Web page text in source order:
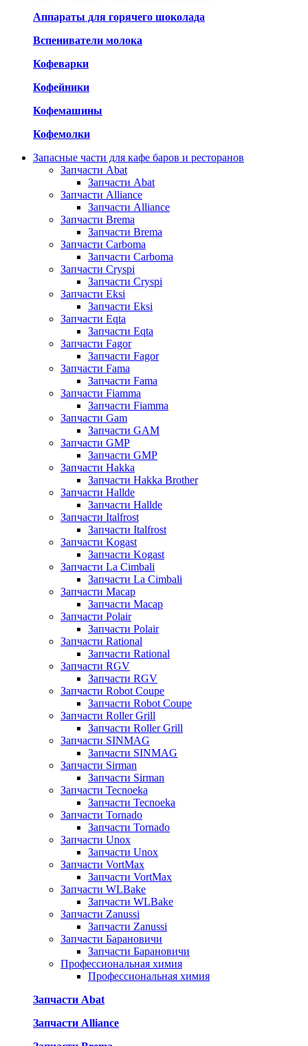
Аппараты для горячего шоколада
Вспениватели молока
Кофеварки
Кофейники
Кофемашины
Кофемолки
Запасные части для кафе баров и ресторанов
Запчасти Abat
Запчасти Abat
Запчасти Alliance
Запчасти Alliance
Запчасти Brema
Запчасти Brema
Запчасти Carboma
Запчасти Carboma
Запчасти Cryspi
Запчасти Cryspi
Запчасти Eksi
Запчасти Eksi
Запчасти Eqta
Запчасти Eqta
Запчасти Fagor
Запчасти Fagor
Запчасти Fama
Запчасти Fama
Запчасти Fiamma
Запчасти Fiamma
Запчасти Gam
Запчасти GAM
Запчасти GMP
Запчасти GMP
Запчасти Hakka
Запчасти Hakka Brother
Запчасти Hallde
Запчасти Hallde
Запчасти Italfrost
Запчасти Italfrost
Запчасти Kogast
Запчасти Kogast
Запчасти La Cimbali
Запчасти La Cimbali
Запчасти Macap
Запчасти Macap
Запчасти Polair
Запчасти Polair
Запчасти Rational
Запчасти Rational
Запчасти RGV
Запчасти RGV
Запчасти Robot Coupe
Запчасти Robot Coupe
Запчасти Roller Grill
Запчасти Roller Grill
Запчасти SINMAG
Запчасти SINMAG
Запчасти Sirman
Запчасти Sirman
Запчасти Tecnoeka
Запчасти Tecnoeka
Запчасти Tornado
Запчасти Tornado
Запчасти Unox
Запчасти Unox
Запчасти VortMax
Запчасти VortMax
Запчасти WLBake
Запчасти WLBake
Запчасти Zanussi
Запчасти Zanussi
Запчасти Барановичи
Запчасти Барановичи
Профессиональная химия
Профессиональная химия
Запчасти Abat
Запчасти Alliance